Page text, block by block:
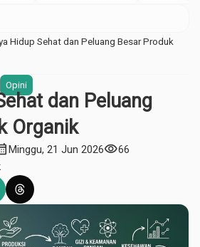
Hidup Sehat dan Peluang Besar Produk
Opini
dan Peluang
Organik
Minggu, 21 Jun 2026visibility66